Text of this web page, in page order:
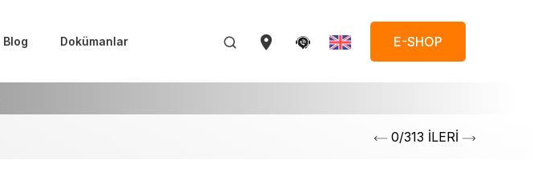
Blog Dokümanlar E-SHOP
0/313 İLERİ